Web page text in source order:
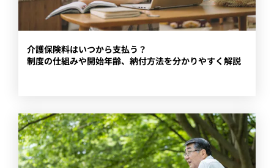
​介護保険料はいつから支払う？
制度の仕組みや開始年齢、納付方法を分かりやすく解説